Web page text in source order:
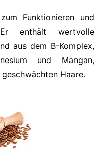
Funktionieren und
enthält wertvolle
aus dem B-Komplex,
und Mangan,
Haare.